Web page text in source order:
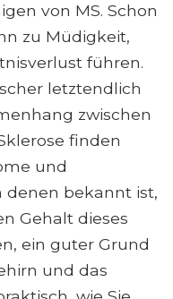
von MS. Schon
zu Müdigkeit,
führen.
letztendlich
zwischen
finden
und
denen bekannt ist,
Gehalt dieses
ein guter Grund
und das